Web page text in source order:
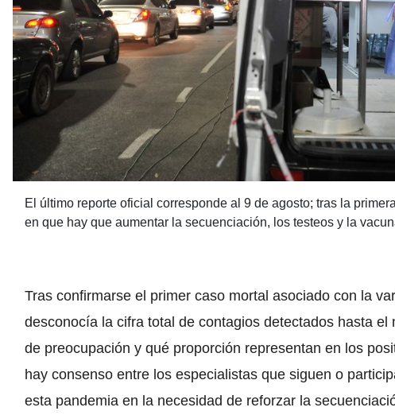
El último reporte oficial corresponde al 9 de agosto; tras la
en que hay que aumentar la secuenciación, los testeos y la
Tras confirmarse el primer caso mortal asociado con la
desconocía la cifra total de contagios detectados hasta
de preocupación y qué proporción representan en los
hay consenso entre los especialistas que siguen o
esta pandemia en la necesidad de reforzar la